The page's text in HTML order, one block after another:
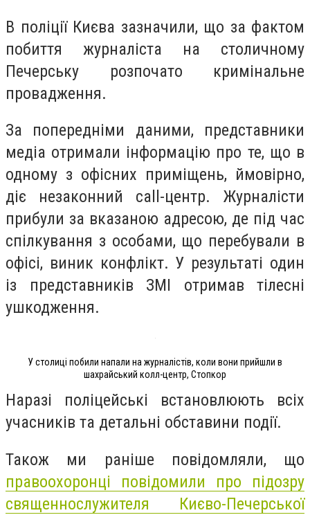
В поліції Києва зазначили, що за фактом
побиття журналіста на столичному
Печерську розпочато кримінальне
провадження.
За попередніми даними, представники
медіа отримали інформацію про те, що в
одному з офісних приміщень, ймовірно,
діє незаконний call-центр. Журналісти
прибули за вказаною адресою, де під час
спілкування з особами, що перебували в
офісі, виник конфлікт. У результаті один
із представників ЗМІ отримав тілесні
ушкодження.
У столиці побили напали на журналістів, коли вони прийшли в
шахрайський колл-центр, Стопкор
Наразі поліцейські встановлюють всіх
учасників та детальні обставини події.
Також ми раніше повідомляли, що
правоохоронці повідомили про підозру
священнослужителя Києво-Печерської